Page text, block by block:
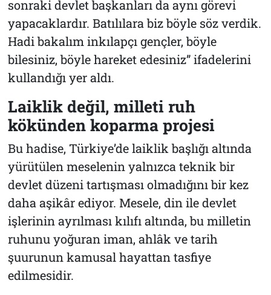
sonraki devlet başkanları da aynı görevi
yapacaklardır. Batılılara biz böyle söz verdik.
Hadi bakalım inkılapçı gençler, böyle
bilesiniz, böyle hareket edesiniz” ifadelerini
kullandığı yer aldı.
Laiklik değil, milleti ruh
kökünden koparma projesi
Bu hadise, Türkiye’de laiklik başlığı altında
yürütülen meselenin yalnızca teknik bir
devlet düzeni tartışması olmadığını bir kez
daha aşikâr ediyor. Mesele, din ile devlet
işlerinin ayrılması kılıfı altında, bu milletin
ruhunu yoğuran iman, ahlâk ve tarih
şuurunun kamusal hayattan tasfiye
edilmesidir.